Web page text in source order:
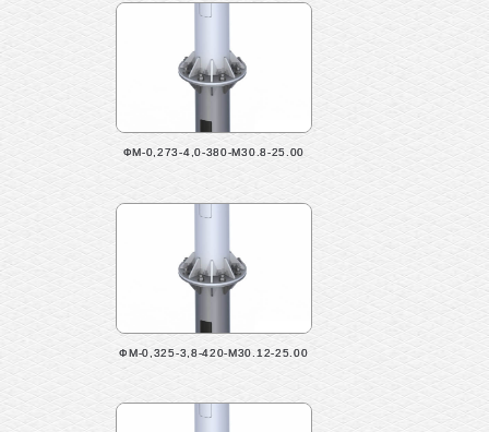
ФМ-0,273-4,0-380-М30.8-25.00
ФМ-0,325-3,8-420-М30.12-25.00